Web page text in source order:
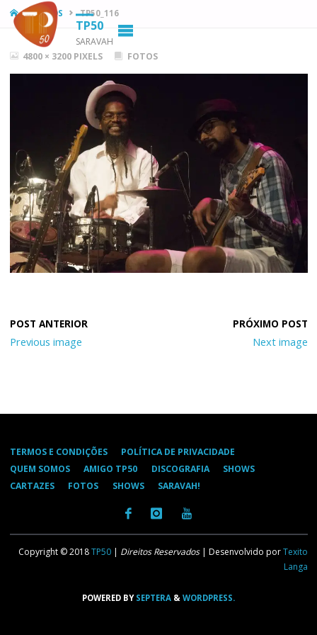
TP50
SARAVAH
HOMEFOTOS TP50_116
FULL4800 × 3200 PIXELS FOTOS
Previous image Next image
TERMOS E CONDIÇÕES
POLÍTICA DE PRIVACIDADE
QUEM SOMOS
AMIGO TP50 DISCOGRAFIA
SHOWS
CARTAZES
FOTOS SHOWS SARAVAH!
Copyright © 2018TP50 | Direitos Reservados| Desenvolvido porTexito
Langa
POWERED BYSEPTERA & WORDPRESS.